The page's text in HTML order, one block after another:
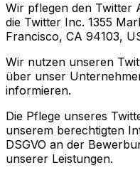
Wir pflegen den Twitter
die Twitter Inc. 1355
Francisco, CA 94103,
Wir nutzen unseren
über unser
informieren.
Die Pflege unseres
unserem berechtigten
DSGVO an der
unserer Leistungen.